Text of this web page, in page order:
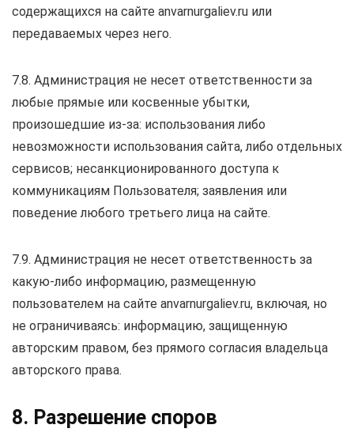
содержащихся на сайте anvarnurgaliev.ru или
передаваемых через него.
7.8. Администрация не несет ответственности за
любые прямые или косвенные убытки,
произошедшие из-за: использования либо
невозможности использования сайта, либо отдельных
сервисов; несанкционированного доступа к
коммуникациям Пользователя; заявления или
поведение любого третьего лица на сайте.
7.9. Администрация не несет ответственность за
какую-либо информацию, размещенную
пользователем на сайте anvarnurgaliev.ru, включая, но
не ограничиваясь: информацию, защищенную
авторским правом, без прямого согласия владельца
авторского права.
8. Разрешение споров